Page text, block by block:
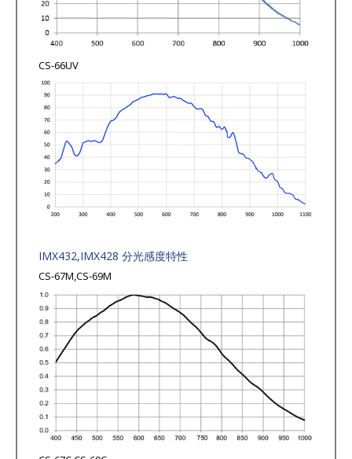
CS-66UV
IMX432,IMX428 分光感度特性
CS-67M,CS-69M